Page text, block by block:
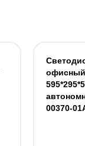
офисный
00370-